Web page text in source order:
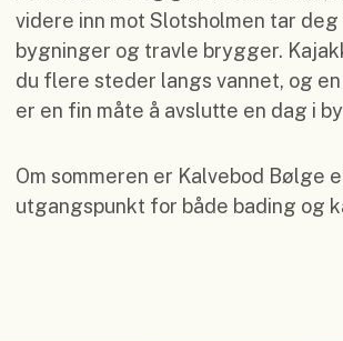
videre inn mot Slotsholmen tar
bygninger og travle brygger.
du flere steder langs vannet, og
er en fin måte å avslutte en dag i
Om sommeren er Kalvebod Bølge
utgangspunkt for både bading og